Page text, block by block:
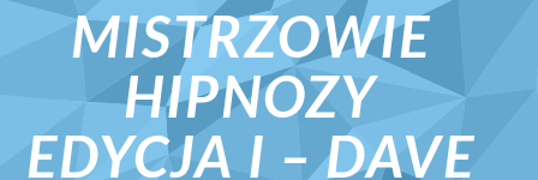
MISTRZOWIE
HIPNOZY
EDYCJA I – DAVE